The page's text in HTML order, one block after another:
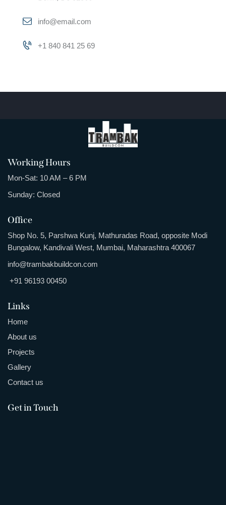
info@email.com
+1 840 841 25 69
Working Hours
Mon-Sat: 10 AM – 6 PM
Sunday: Closed
Office
Shop No. 5, Parshwa Kunj, Mathuradas Road, opposite Modi
Bungalow, Kandivali West, Mumbai, Maharashtra 400067
info@trambakbuildcon.com
+91 96193 00450
Links
Home
About us
Projects
Gallery
Contact us
Get in Touch